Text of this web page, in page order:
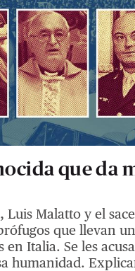
que da
Luis Malatto y el
que llevan
en Italia. Se les
humanidad.